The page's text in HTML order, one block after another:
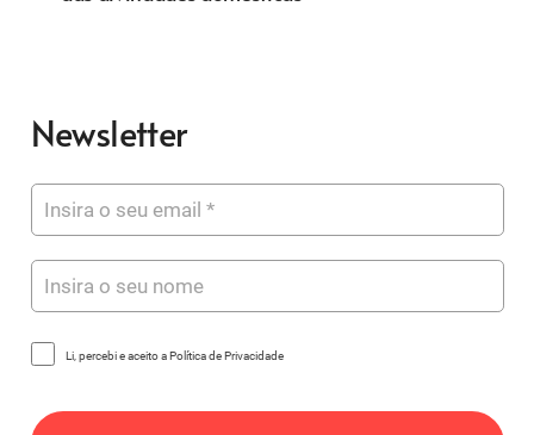
Newsletter
Li, percebi e aceito a Política de Privacidade